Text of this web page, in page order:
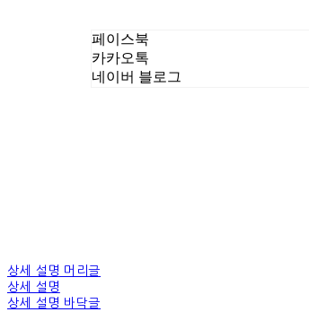
페이스북
카카오톡
네이버 블로그
상세 설명 머리글
상세 설명
상세 설명 바닥글